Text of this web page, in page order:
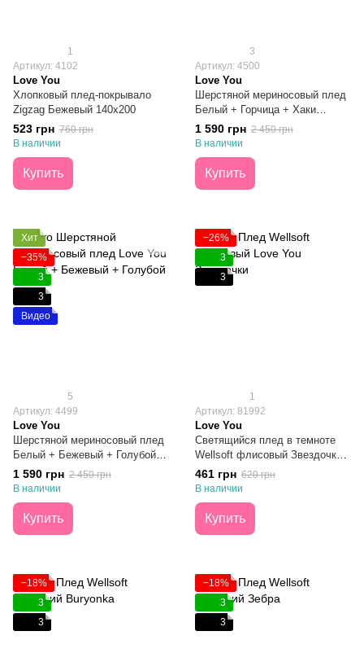
1
Артикул: 4102
Love You
Хлопковый плед-покрывало
Zigzag Бежевый 140х200
523 грн 760 грн
В наличии
Купить
3
Артикул: 4500
Love You
Шерстяной мериносовый плед
Белый + Горчица + Хаки
140x200
1 590 грн 2 450 грн
В наличии
Купить
Хит
−35%
3
3
Видео
5
Артикул: 4499
Love You
Шерстяной мериносовый плед
Белый + Бежевый + Голубой
140x200
1 590 грн 2 450 грн
В наличии
Купить
−26%
3
3
1
Артикул: 81992
Love You
Светящийся плед в темноте
Wellsoft флисовый Звездочки
150х200
461 грн 620 грн
В наличии
Купить
−18%
3
3
−18%
3
3